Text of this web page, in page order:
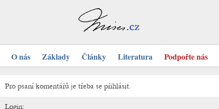
O nás Základy Články Literatura Podpořte nás
Pro psaní komentářů je třeba se přihlásit.
Login: